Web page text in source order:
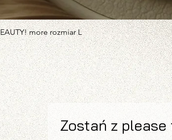
more rozmiar L
Zostań z please